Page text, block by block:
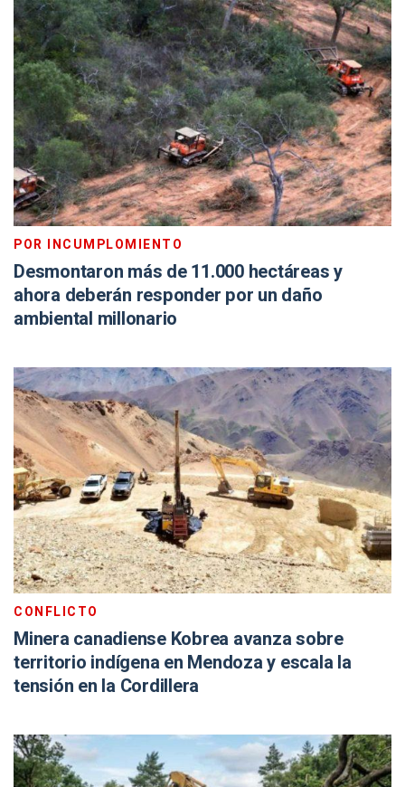
POR INCUMPLOMIENTO
Desmontaron más de 11.000 hectáreas y
ahora deberán responder por un daño
ambiental millonario
CONFLICTO
Minera canadiense Kobrea avanza sobre
territorio indígena en Mendoza y escala la
tensión en la Cordillera